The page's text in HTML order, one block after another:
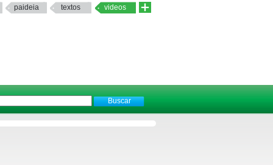
paideia textos videos